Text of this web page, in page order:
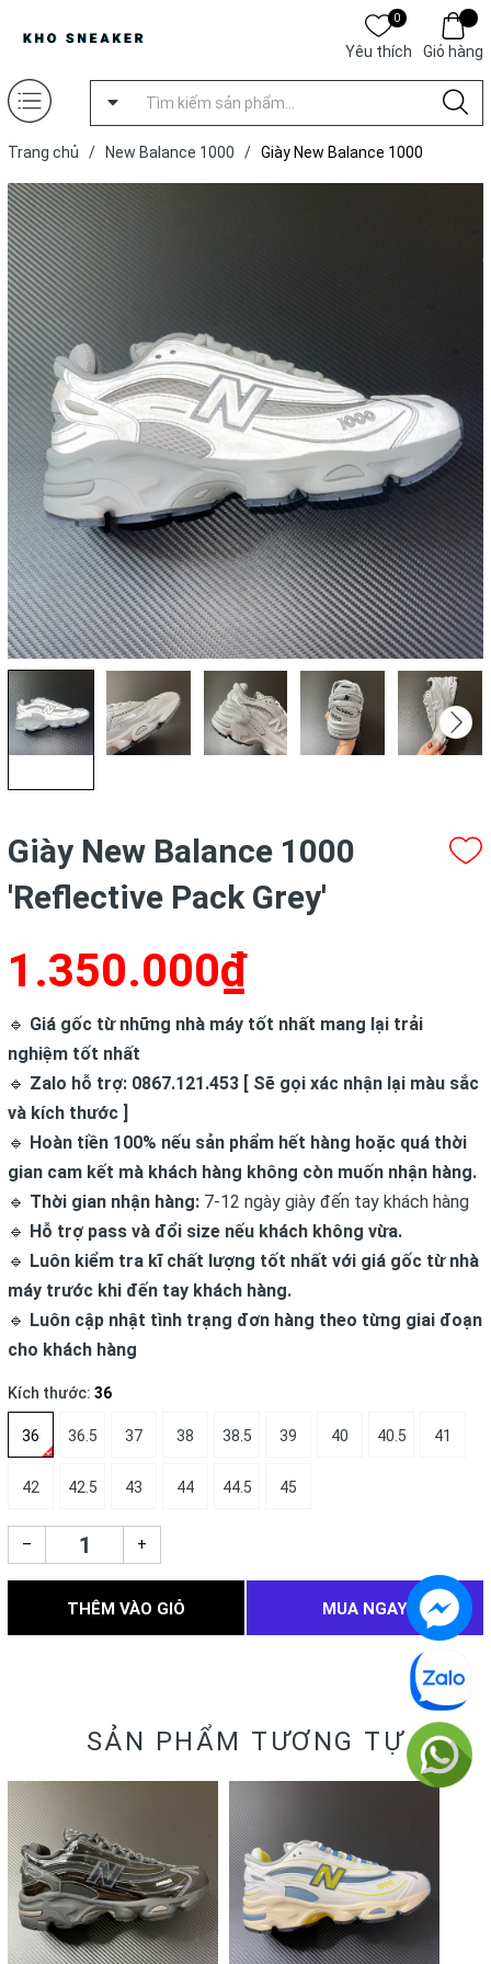
0
Yêu thích Giỏ hàng
Trang chủ / New Balance 1000 / Giày New Balance 1000
Giày New Balance 1000
'Reflective Pack Grey'
1.350.000₫
🔹 Giá gốc từ những nhà máy tốt nhất mang lại trải
nghiệm tốt nhất
🔹 Zalo hỗ trợ: 0867.121.453 [ Sẽ gọi xác nhận lại màu sắc
và kích thước ]
🔹 Hoàn tiền 100% nếu sản phẩm hết hàng hoặc quá thời
gian cam kết mà khách hàng không còn muốn nhận hàng.
🔹 Thời gian nhận hàng: 7-12 ngày giày đến tay khách hàng
🔹 Hỗ trợ pass và đổi size nếu khách không vừa.
🔹 Luôn kiểm tra kĩ chất lượng tốt nhất với giá gốc từ nhà
máy trước khi đến tay khách hàng.
🔹 Luôn cập nhật tình trạng đơn hàng theo từng giai đoạn
cho khách hàng
Kích thước: 36
36 36.5 37 38 38.5 39 40 40.5 41
42 42.5 43 44 44.5 45
– +
THÊM VÀO GIỎ MUA NGAY
SẢN PHẨM TƯƠNG TỰ